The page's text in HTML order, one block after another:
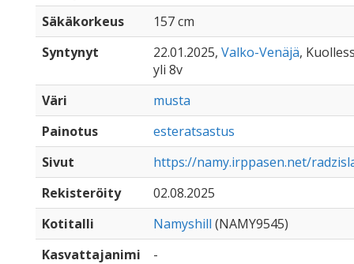
Säkäkorkeus
157 cm
Syntynyt
22.01.2025, Valko-Venäjä,
yli 8v
Väri
musta
Painotus
esteratsastus
Sivut
https://namy.irppasen.net/
Rekisteröity
02.08.2025
Kotitalli
Namyshill (NAMY9545)
Kasvattajanimi
-